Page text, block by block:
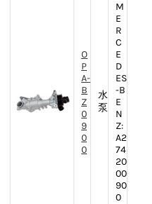
O
P
A-
B
Z
0
9
0
0
水
泵
M
E
R
C
E
D
ES
-B
E
N
Z:
A2
74
20
00
90
0